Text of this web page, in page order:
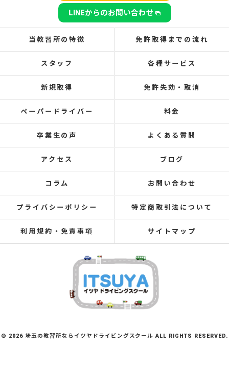
LINEからのお問い合わせ
当教習所の特徴 免許取得までの流れ
スタッフ 各種サービス
新規取得 免許失効・取消
ペーパードライバー 料金
卒業生の声 よくある質問
アクセス ブログ
コラム お問い合わせ
プライバシーポリシー 特定商取引法について
利用規約・免責事項 サイトマップ
© 2026 埼玉の教習所ならイツヤドライビングスクール ALL RIGHTS RESERVED.